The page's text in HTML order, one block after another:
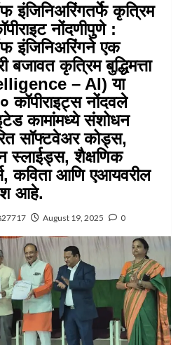
कृत्रिम
नोंदणीपुणे :
इंजिनिअरिंगने एक
बजावत कृत्रिम बुद्धिमत्ता
– AI) या
कॉपीराइट्स नोंदवले
कामांमध्ये संशोधन
सॉफ्टवेअर कोड्स,
स्लाईड्स, शैक्षणिक
कविता आणि एआयवरील
आहे.
August 19, 2025 0